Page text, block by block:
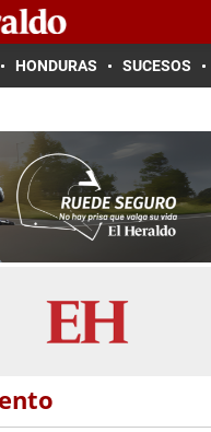
HONDURAS SUCESOS